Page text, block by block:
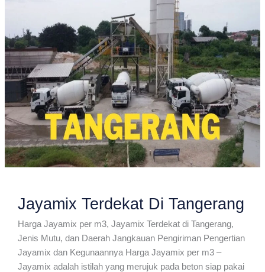
Jayamix Terdekat Di Tangerang
Harga Jayamix per m3, Jayamix Terdekat di Tangerang,
Jenis Mutu, dan Daerah Jangkauan Pengiriman Pengertian
Jayamix dan Kegunaannya Harga Jayamix per m3 –
Jayamix adalah istilah yang merujuk pada beton siap pakai